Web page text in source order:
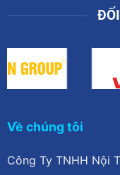
Về chúng tôi
Công Ty TNHH Nội